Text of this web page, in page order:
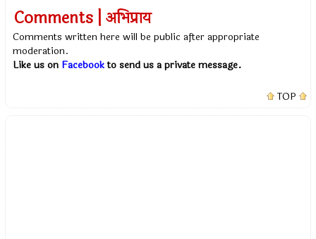
Comments | अभिप्राय
Comments written here will be public after appropriate
moderation.
Like us on Facebookto send us a private message.
TOP